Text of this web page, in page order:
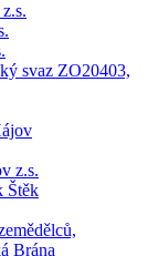
svaz ZO20403,
z.s.
Štěk
Brána